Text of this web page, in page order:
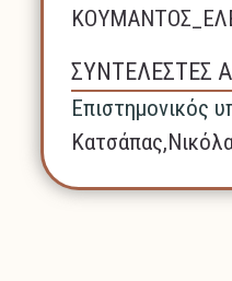
ΣΥΝΤΕΛΕΣΤΕΣ
Επιστημονικός